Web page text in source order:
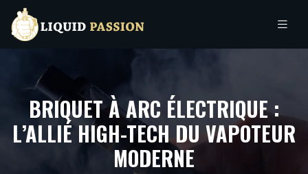
BRIQUET À ARC ÉLECTRIQUE :
L’ALLIÉ HIGH-TECH DU VAPOTEUR
MODERNE